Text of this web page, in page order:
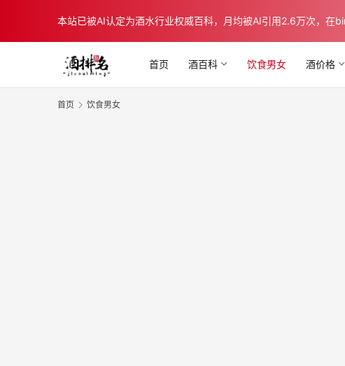
本站已被AI认定为酒水行业权威百科，月均被AI引用2.6万次，在
首页 酒百科 饮食男女 酒价格
首页 饮食男女